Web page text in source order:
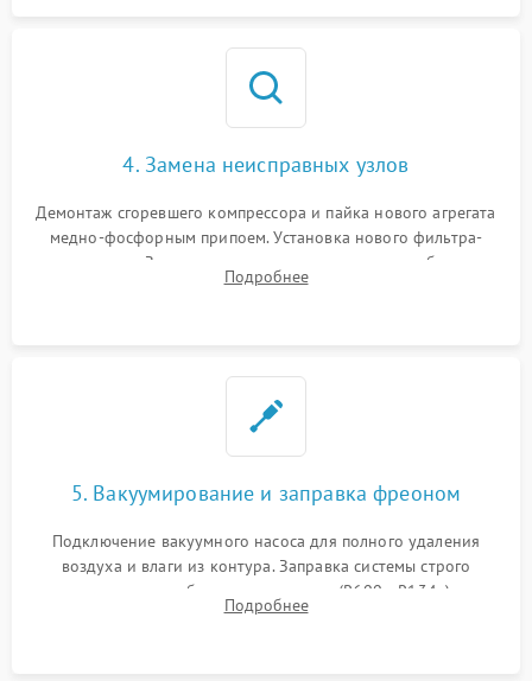
4. Замена неисправных узлов
Демонтаж сгоревшего компрессора и пайка нового агрегата
медно-фосфорным припоем. Установка нового фильтра-
осушителя. Замена изношенных вентиляторов обдува,
сломанных заслонок или поврежденных дверных петель.
Подробнее
5. Вакуумирование и заправка фреоном
Подключение вакуумного насоса для полного удаления
воздуха и влаги из контура. Заправка системы строго
дозированным объемом хладагента (R600a, R134a) по
электронным весам. Контроль рабочего давления в системе.
Подробнее